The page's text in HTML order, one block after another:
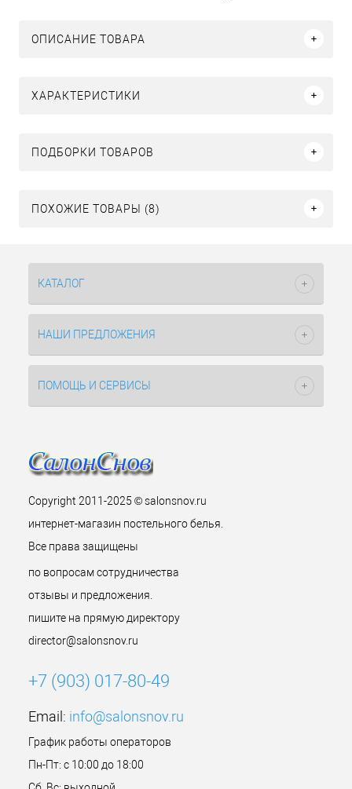
ОПИСАНИЕ ТОВАРА
ХАРАКТЕРИСТИКИ
ПОДБОРКИ ТОВАРОВ
ПОХОЖИЕ ТОВАРЫ (8)
КАТАЛОГ
НАШИ ПРЕДЛОЖЕНИЯ
ПОМОЩЬ И СЕРВИСЫ
Copyright 2011-2025 © salonsnov.ru
интернет-магазин постельного белья.
Все права защищены
по вопросам сотрудничества
отзывы и предложения.
пишите на прямую директору
director@salonsnov.ru
+7 (903) 017-80-49
Email: info@salonsnov.ru
График работы операторов
Пн-Пт: с 10:00 до 18:00